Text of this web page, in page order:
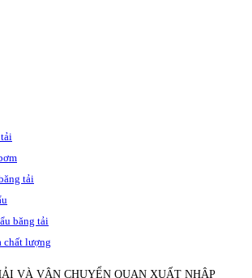
tải
băng tải
chất lượng
VÀ VẬN CHUYỂN QUAN XUẤT NHẬP